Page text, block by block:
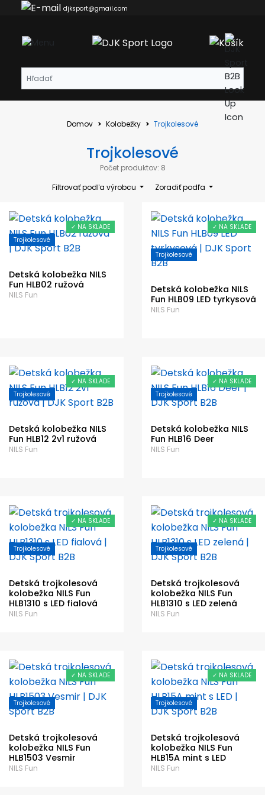
djksport@gmail.com
Domov Kolobežky Trojkolesové
Trojkolesové
Počet produktov: 8
Filtrovať podľa výrobcu
Zoradiť podľa
Trojkolesové
✓ NA SKLADE
Detská kolobežka NILS
Fun HLB02 ružová
NILS Fun
Trojkolesové
✓ NA SKLADE
Detská kolobežka NILS
Fun HLB09 LED tyrkysová
NILS Fun
Trojkolesové
✓ NA SKLADE
Detská kolobežka NILS
Fun HLB12 2v1 ružová
NILS Fun
Trojkolesové
✓ NA SKLADE
Detská kolobežka NILS
Fun HLB16 Deer
NILS Fun
Trojkolesové
✓ NA SKLADE
Detská trojkolesová
kolobežka NILS Fun
HLB1310 s LED fialová
NILS Fun
Trojkolesové
✓ NA SKLADE
Detská trojkolesová
kolobežka NILS Fun
HLB1310 s LED zelená
NILS Fun
Trojkolesové
✓ NA SKLADE
Detská trojkolesová
kolobežka NILS Fun
HLB1503 Vesmir
NILS Fun
Trojkolesové
✓ NA SKLADE
Detská trojkolesová
kolobežka NILS Fun
HLB15A mint s LED
NILS Fun